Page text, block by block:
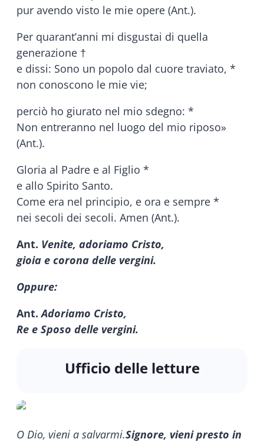
pur avendo visto le mie opere (Ant.).
Per quarant’anni mi disgustai di quella
generazione †
e dissi: Sono un popolo dal cuore traviato, *
non conoscono le mie vie;
perciò ho giurato nel mio sdegno: *
Non entreranno nel luogo del mio riposo»
(Ant.).
Gloria al Padre e al Figlio *
e allo Spirito Santo.
Come era nel principio, e ora e sempre *
nei secoli dei secoli. Amen (Ant.).
Ant. Venite, adoriamo Cristo,
gioia e corona delle vergini.
Oppure:
Ant.Adoriamo Cristo,
Re e Sposo delle vergini.
Ufficio delle letture
O Dio, vieni a salvarmi.Signore, vieni presto in